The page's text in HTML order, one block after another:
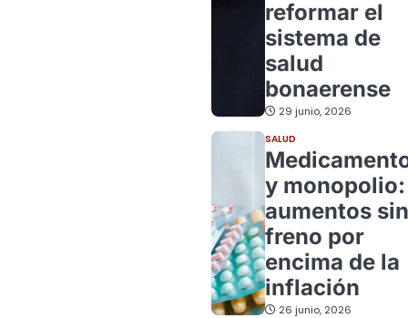
reformar el
sistema de
salud
bonaerense
29 junio, 2026
SALUD
y monopolio:
aumentos sin
freno por
encima de la
inflación
26 junio, 2026